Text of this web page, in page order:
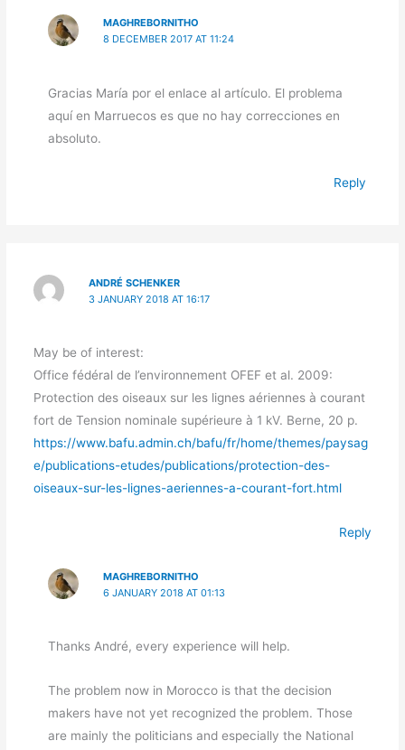
MAGHREBORNITHO
8 DECEMBER 2017 AT 11:24
Gracias María por el enlace al artículo. El problema
aquí en Marruecos es que no hay correcciones en
absoluto.
Reply
ANDRÉ SCHENKER
3 JANUARY 2018 AT 16:17
May be of interest:
Office fédéral de l’environnement OFEF et al. 2009:
Protection des oiseaux sur les lignes aériennes à courant
fort de Tension nominale supérieure à 1 kV. Berne, 20 p.
https://www.bafu.admin.ch/bafu/fr/home/themes/paysag
e/publications-etudes/publications/protection-des-
oiseaux-sur-les-lignes-aeriennes-a-courant-fort.html
Reply
MAGHREBORNITHO
6 JANUARY 2018 AT 01:13
Thanks André, every experience will help.
The problem now in Morocco is that the decision
makers have not yet recognized the problem. Those
are mainly the politicians and especially the National